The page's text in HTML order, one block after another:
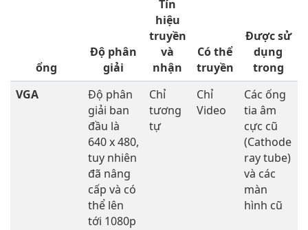
ổng
Độ phân
giải
Tín
hiệu
truyền
và
nhận
Có thể
truyền
Được sử
dụng
trong
VGA
Độ phân
giải ban
đầu là
640 x 480,
tuy nhiên
đã nâng
cấp và có
thể lên
tới 1080p
Chỉ
tương
tự
Chỉ
Video
Các ống
tia âm
cực cũ
(Cathode
ray tube)
và các
màn
hình cũ